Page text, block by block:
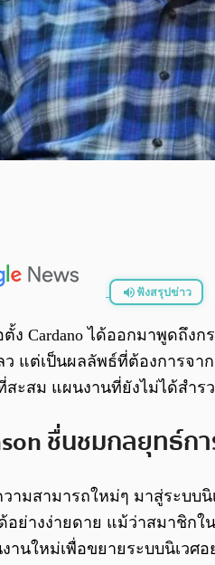
ฟังสรุปข่าว
ตั้ง Cardano ได้ออกมาพูดถึง
ว แต่เป็นผลลัพธ์ที่ต้องการจา
สะสม แผนงานที่ยังไม่ได้สำ
ชื่นชมกลยุทธ์ก
วามสามารถใหม่ๆ มาสู่ระบบ
อย่างง่ายดาย แม้ว่าสมาชิก
านใหม่เพื่อขยายระบบนิเวศอ